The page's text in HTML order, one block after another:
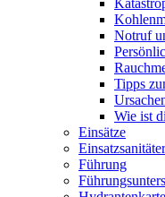
Notruf
Tipps
Wie ist
Einsätze
Einsatzsanitäter
Führung